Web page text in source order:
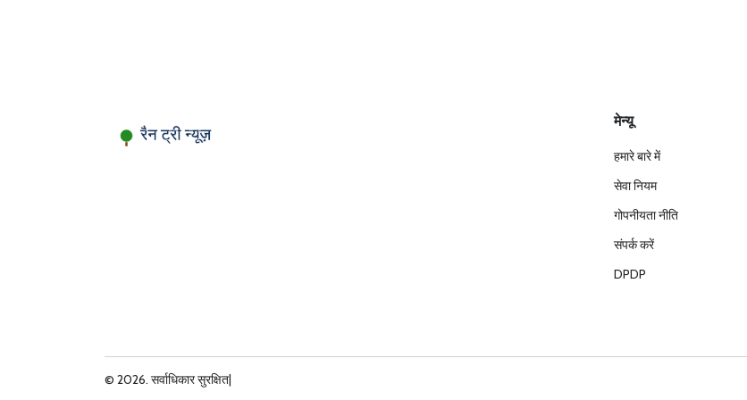
मेन्यू
हमारे बारे में
सेवा नियम
गोपनीयता नीति
संपर्क करें
DPDP
© 2026. सर्वाधिकार सुरक्षित|